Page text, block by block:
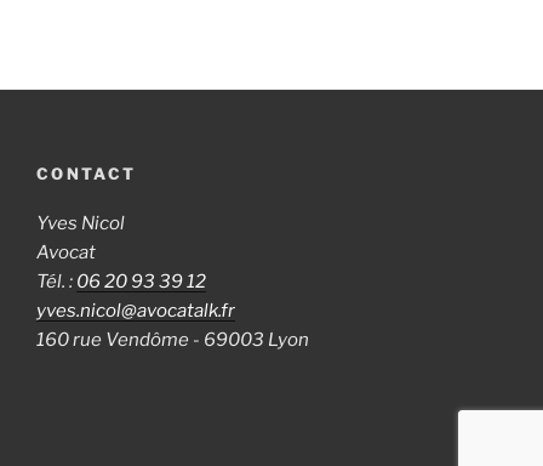
CONTACT
Yves Nicol
Avocat
Tél. : 06 20 93 39 12
yves.nicol@avocatalk.fr
160 rue Vendôme - 69003 Lyon